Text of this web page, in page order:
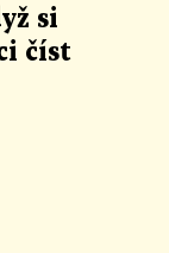
si
číst